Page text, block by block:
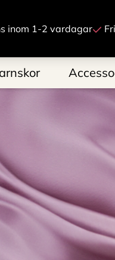
inom 1-2 vardagar